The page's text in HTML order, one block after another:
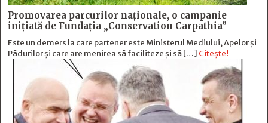
Promovarea parcurilor naționale, o campanie
inițiată de Fundația „Conservation Carpathia”
Este un demers la care partener este Ministerul Mediului, Apelor și
Pădurilor și care are menirea să faciliteze și să […] Citește!